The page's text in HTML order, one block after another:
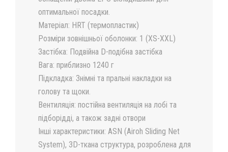
оптимальної посадки.
Матеріал: HRT (термопластик)
Розміри зовнішньої оболонки: 1 (XS-XXL)
Застібка: Подвійна D-подібна застібка
Вага: приблизно 1240 г
Підкладка: Знімні та пральні накладки на
голову та щоки.
Вентиляція: постійна вентиляція на лобі та
підборідді, а також задні отвори
Інші характеристики: ASN (Airoh Sliding Net
System), 3D-ткана структура, розроблена для